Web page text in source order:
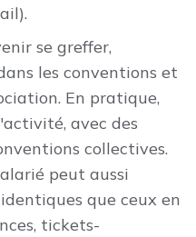
se greffer,
les conventions et
En pratique,
avec des
collectives.
peut aussi
que ceux en
tickets-